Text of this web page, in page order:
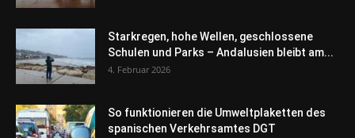
Starkregen, hohe Wellen, geschlossene
Schulen und Parks – Andalusien bleibt am...
4. Februar 2026
So funktionieren die Umweltplaketten des
spanischen Verkehrsamtes DGT